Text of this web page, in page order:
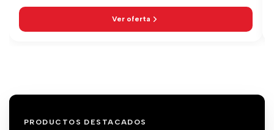
Ver oferta
PRODUCTOS DESTACADOS